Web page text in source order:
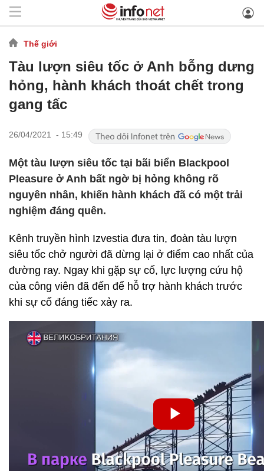
Thế giới
Tàu lượn siêu tốc ở Anh bỗng dưng
hỏng, hành khách thoát chết trong
gang tấc
26/04/2021 - 15:49
Một tàu lượn siêu tốc tại bãi biển Blackpool
Pleasure ở Anh bất ngờ bị hỏng không rõ
nguyên nhân, khiến hành khách đã có một trải
nghiệm đáng quên.
Kênh truyền hình Izvestia đưa tin, đoàn tàu lượn
siêu tốc chở người đã dừng lại ở điểm cao nhất của
đường ray. Ngay khi gặp sự cố, lực lượng cứu hộ
của công viên đã đến để hỗ trợ hành khách trước
khi sự cố đáng tiếc xảy ra.